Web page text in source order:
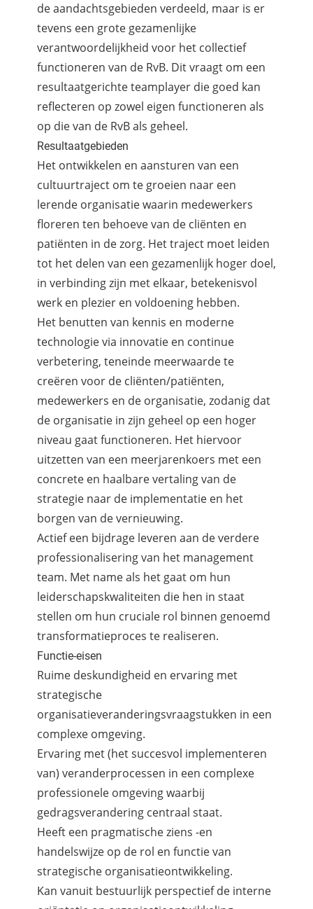
de aandachtsgebieden verdeeld, maar is er
tevens een grote gezamenlijke
verantwoordelijkheid voor het collectief
functioneren van de RvB. Dit vraagt om een
resultaatgerichte teamplayer die goed kan
reflecteren op zowel eigen functioneren als
op die van de RvB als geheel.
Resultaatgebieden
Het ontwikkelen en aansturen van een
cultuurtraject om te groeien naar een
lerende organisatie waarin medewerkers
floreren ten behoeve van de cliënten en
patiënten in de zorg. Het traject moet leiden
tot het delen van een gezamenlijk hoger doel,
in verbinding zijn met elkaar, betekenisvol
werk en plezier en voldoening hebben.
Het benutten van kennis en moderne
technologie via innovatie en continue
verbetering, teneinde meerwaarde te
creëren voor de cliënten/patiënten,
medewerkers en de organisatie, zodanig dat
de organisatie in zijn geheel op een hoger
niveau gaat functioneren. Het hiervoor
uitzetten van een meerjarenkoers met een
concrete en haalbare vertaling van de
strategie naar de implementatie en het
borgen van de vernieuwing.
Actief een bijdrage leveren aan de verdere
professionalisering van het management
team. Met name als het gaat om hun
leiderschapskwaliteiten die hen in staat
stellen om hun cruciale rol binnen genoemd
transformatieproces te realiseren.
Functie-eisen
Ruime deskundigheid en ervaring met
strategische
organisatieveranderingsvraagstukken in een
complexe omgeving.
Ervaring met (het succesvol implementeren
van) veranderprocessen in een complexe
professionele omgeving waarbij
gedragsverandering centraal staat.
Heeft een pragmatische ziens -en
handelswijze op de rol en functie van
strategische organisatieontwikkeling.
Kan vanuit bestuurlijk perspectief de interne